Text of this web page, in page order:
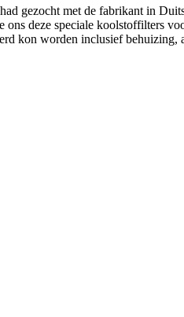
gezocht met de fabrikant in
deze speciale koolstoffilters
kon worden inclusief behuizing,